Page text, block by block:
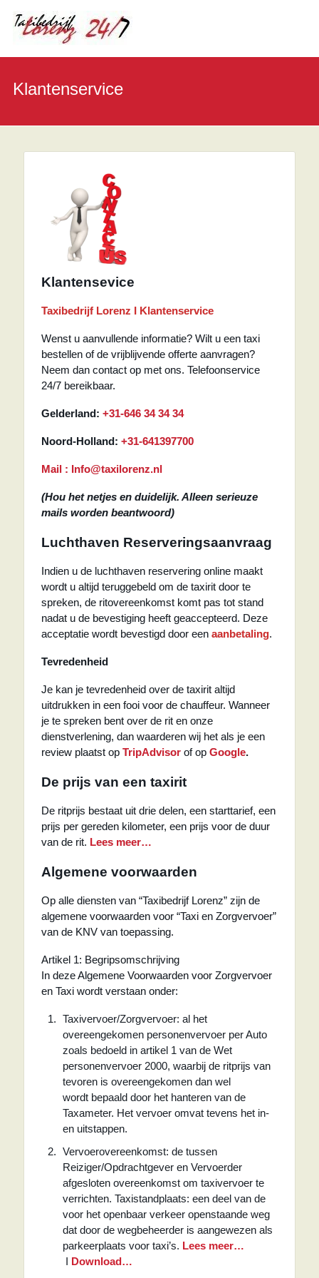
Klantenservice
Klantensevice
Taxibedrijf Lorenz I Klantenservice
Wenst u aanvullende informatie? Wilt u een taxi
bestellen of de vrijblijvende offerte aanvragen?
Neem dan contact op met ons. Telefoonservice
24/7 bereikbaar.
Gelderland: +31-646 34 34 34
Noord-Holland: +31-641397700
Mail : Info@taxilorenz.nl
(Hou het netjes en duidelijk. Alleen serieuze
mails worden beantwoord)
Luchthaven Reserveringsaanvraag
Indien u de luchthaven reservering online maakt
wordt u altijd teruggebeld om de taxirit door te
spreken, de ritovereenkomst komt pas tot stand
nadat u de bevestiging heeft geaccepteerd. Deze
acceptatie wordt bevestigd door een aanbetaling.
Tevredenheid
Je kan je tevredenheid over de taxirit altijd
uitdrukken in een fooi voor de chauffeur. Wanneer
je te spreken bent over de rit en onze
dienstverlening, dan waarderen wij het als je een
review plaatst op TripAdvisor of op Google.
De prijs van een taxirit
De ritprijs bestaat uit drie delen, een starttarief, een
prijs per gereden kilometer, een prijs voor de duur
van de rit. Lees meer…
Algemene voorwaarden
Op alle diensten van “Taxibedrijf Lorenz” zijn de
algemene voorwaarden voor “Taxi en Zorgvervoer”
van de KNV van toepassing.
Artikel 1: Begripsomschrijving
In deze Algemene Voorwaarden voor Zorgvervoer
en Taxi wordt verstaan onder:
Taxivervoer/Zorgvervoer: al het
overeengekomen personenvervoer per Auto
zoals bedoeld in artikel 1 van de Wet
personenvervoer 2000, waarbij de ritprijs van
tevoren is overeengekomen dan wel
wordt bepaald door het hanteren van de
Taxameter. Het vervoer omvat tevens het in-
en uitstappen.
Vervoerovereenkomst: de tussen
Reiziger/Opdrachtgever en Vervoerder
afgesloten overeenkomst om taxivervoer te
verrichten. Taxistandplaats: een deel van de
voor het openbaar verkeer openstaande weg
dat door de wegbeheerder is aangewezen als
parkeerplaats voor taxi’s. Lees meer…
I Download…